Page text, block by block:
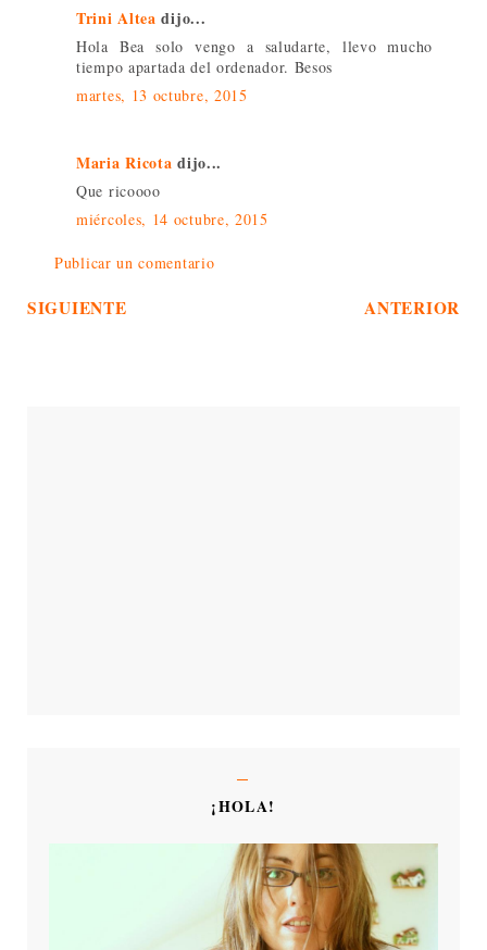
Trini Altea dijo...
Hola Bea solo vengo a saludarte, llevo mucho
tiempo apartada del ordenador. Besos
martes, 13 octubre, 2015
Maria Ricota dijo...
Que ricoooo
miércoles, 14 octubre, 2015
Publicar un comentario
SIGUIENTE ANTERIOR
¡HOLA!